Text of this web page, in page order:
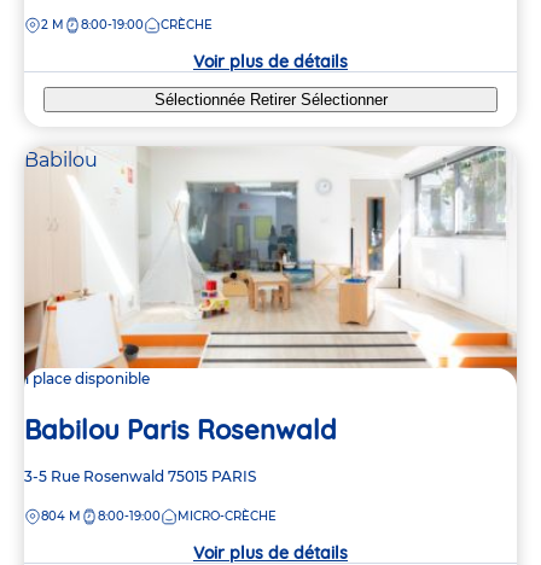
la
DISTANCE
2 M 8:00-19:00 CRÈCHE
Voir plus de détails
Sélectionnée Retirer Sélectionner
Babilou
1 place disponible
Babilou Paris Rosenwald
Adresse
la
3-5 Rue Rosenwald 75015 PARIS
DISTANCE
804 M 8:00-19:00 MICRO-CRÈCHE
Voir plus de détails